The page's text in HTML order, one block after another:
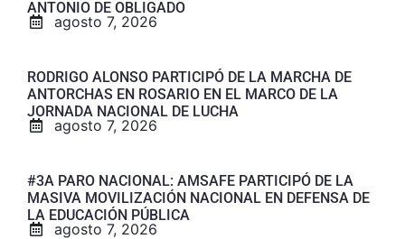
ANTONIO DE OBLIGADO
agosto 7, 2026
RODRIGO ALONSO PARTICIPÓ DE LA MARCHA DE
ANTORCHAS EN ROSARIO EN EL MARCO DE LA
JORNADA NACIONAL DE LUCHA
agosto 7, 2026
#3A PARO NACIONAL: AMSAFE PARTICIPÓ DE LA
MASIVA MOVILIZACIÓN NACIONAL EN DEFENSA DE
LA EDUCACIÓN PÚBLICA
agosto 7, 2026